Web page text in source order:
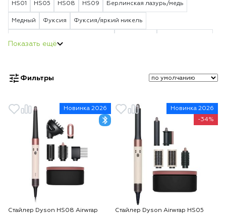
HS01 HS05 HS08 HS09 Берлинская лазурь/медь
Медный Фуксия Фуксия/яркий никель
Ceramic Pink/Rose Gold Topaz Orange
Фильтры
Новинка 2026
Стайлер Dyson HS08 Airwrap
Новинка 2026
-34%
Стайлер Dyson Airwrap HS05